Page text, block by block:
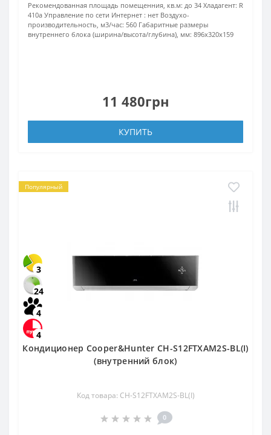
Рекомендованная площадь помещенния, кв.м: до 34 Хладагент: R
410a Управление по сети Интернет : нет Воздухо-
производительность, м3/час: 560 Габаритные размеры
внутреннего блока (ширина/высота/глубина), мм: 896х320х159
11 480грн
КУПИТЬ
Популярный
3
24
4
4
Кондиционер Cooper&Hunter CH-S12FTXAM2S-BL(I)
(внутренний блок)
Код товара: CH-S12FTXAM2S-BL(I)
0